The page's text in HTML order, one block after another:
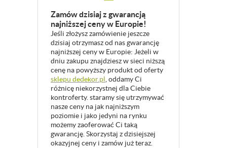
Zamów dzisiaj z gwarancją
najniższej ceny w Europie!
Jeśli złożysz zamówienie jeszcze
dzisiaj otrzymasz od nas gwarancję
najniższej ceny w Europie: Jeżeli w
dniu zakupu znajdziesz w sieci niższą
cenę na powyższy produkt od oferty
sklepu dedekor.pl, oddamy Ci
różnicę niekorzystnej dla Ciebie
kontroferty. staramy się utrzymywać
nasze ceny na jak najniższym
poziomie i jako jedyni na rynku
możemy zaoferować Ci taką
gwarancję. Skorzystaj z dzisiejszej
okazyjnej ceny i zamów już teraz.